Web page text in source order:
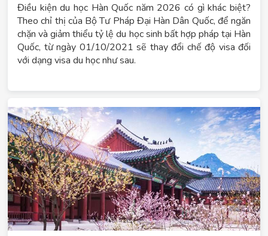
Điều kiện du học Hàn Quốc năm 2026 có gì khác biệt?
Theo chỉ thị của Bộ Tư Pháp Đại Hàn Dân Quốc, để ngăn
chặn và giảm thiểu tỷ lệ du học sinh bất hợp pháp tại Hàn
Quốc, từ ngày 01/10/2021 sẽ thay đổi chế độ visa đối
với dạng visa du học như sau.